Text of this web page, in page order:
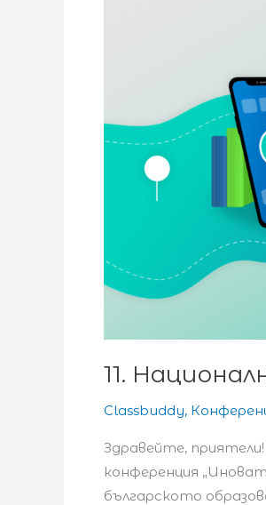
11.
Classbuddy,
Здравейте,
конференция
българското